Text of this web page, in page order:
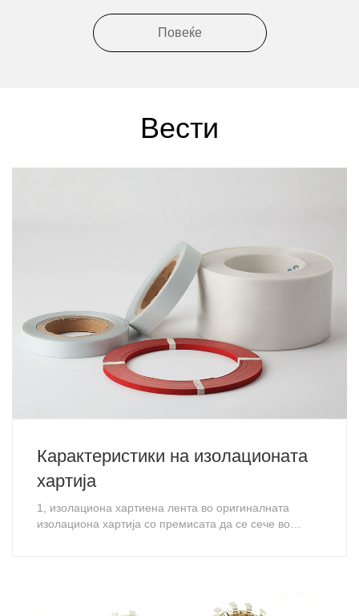
Повеќе
Вести
Карактеристики на изолационата
хартија
1, изолациона хартиена лента во оригиналната
изолациона хартија со премисата да се сече во